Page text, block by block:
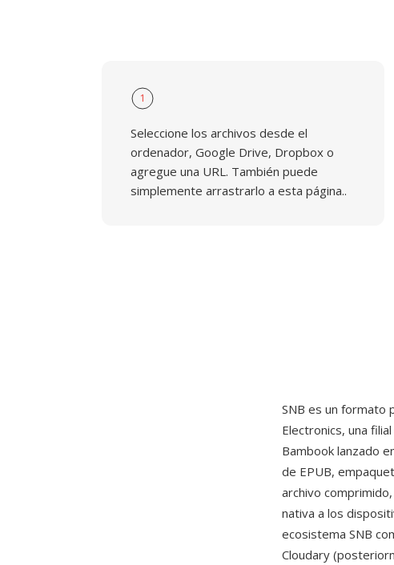
1
Seleccione los archivos desde el
ordenador, Google Drive, Dropbox o
agregue una URL. También puede
simplemente arrastrarlo a esta página..
SNB es un formato
Electronics, una
Bambook lanzado
de EPUB,
archivo
nativa a los
ecosistema SNB
Cloudary